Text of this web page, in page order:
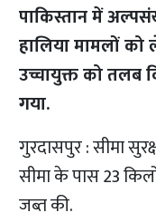
पाकिस्तान में
हालिया मामलों
उच्चायुक्त को तलब
गया.
गुरदासपुर : सीमा
सीमा के पास 23
जब्त की.